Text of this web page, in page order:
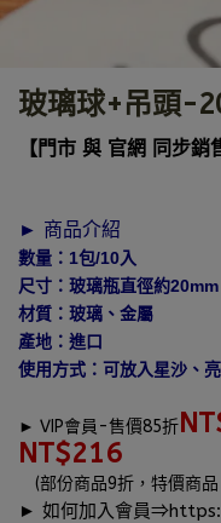
玻璃球+吊頭-
【門市 與 官網 同步銷
► 商品介紹
數量：1包/10入
尺寸：玻璃瓶直徑約
材質：玻璃、金屬
產地：進口
使用方式：可放入星沙、
► VIP會員-售價85折
NT$216
(部份商品9折，特價商
► 如何加入會員⇒